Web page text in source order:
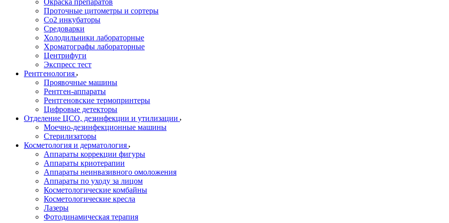
Окраска препаратов
Проточные цитометры и сортеры
Со2 инкубаторы
Средоварки
Холодильники лабораторные
Хроматографы лабораторные
Центрифуги
Экспресс тест
Рентгенология
Проявочные машины
Рентген-аппараты
Рентгеновские термопринтеры
Цифровые детекторы
Отделение ЦСО, дезинфекции и утилизации
Моечно-дезинфекционные машины
Стерилизаторы
Косметология и дерматология
Аппараты коррекции фигуры
Аппараты криотерапии
Аппараты неинвазивного омоложения
Аппараты по уходу за лицом
Косметологические комбайны
Косметологические кресла
Лазеры
Фотодинамическая терапия